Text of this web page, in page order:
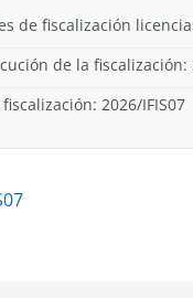
de fiscalización
de la fiscalización:
2026/IFIS07